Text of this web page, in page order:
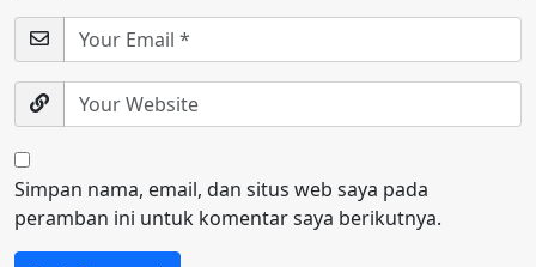
Simpan nama, email, dan situs web saya pada
peramban ini untuk komentar saya berikutnya.